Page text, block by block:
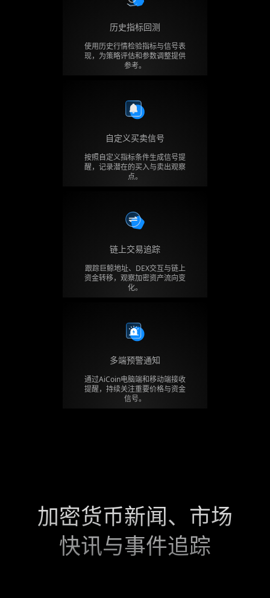
历史指标回测
使用历史行情检验指标与信号表
现，为策略评估和参数调整提供
参考。
自定义买卖信号
按照自定义指标条件生成信号提
醒，记录潜在的买入与卖出观察
点。
链上交易追踪
跟踪巨鲸地址、DEX交互与链上
资金转移，观察加密资产流向变
化。
多端预警通知
通过AiCoin电脑端和移动端接收
提醒，持续关注重要价格与资金
信号。
加密货币新闻、市场
快讯与事件追踪